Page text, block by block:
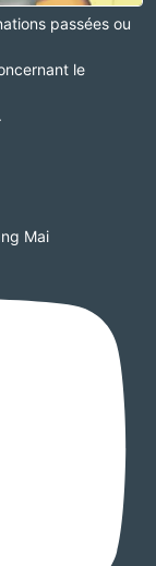
passées ou
le
Mai